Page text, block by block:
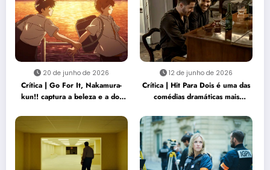
20 de junho de 2026
Crítica | Go For It, Nakamura-
kun!! captura a beleza e a dor
12 de junho de 2026
Crítica | Hit Para Dois é uma das
comédias dramáticas mais